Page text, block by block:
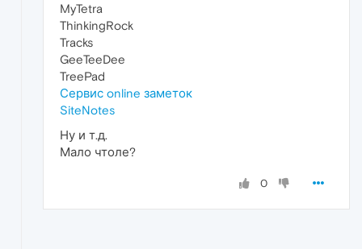
MyTetra
ThinkingRock
Tracks
GeeTeeDee
TreePad
Сервис online заметок
SiteNotes
Ну и т.д.
Мало чтоле?
0